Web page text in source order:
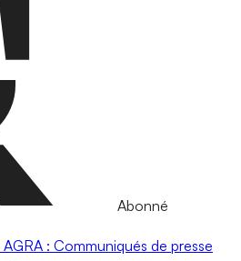
Abonné
AGRA : Communiqués de presse